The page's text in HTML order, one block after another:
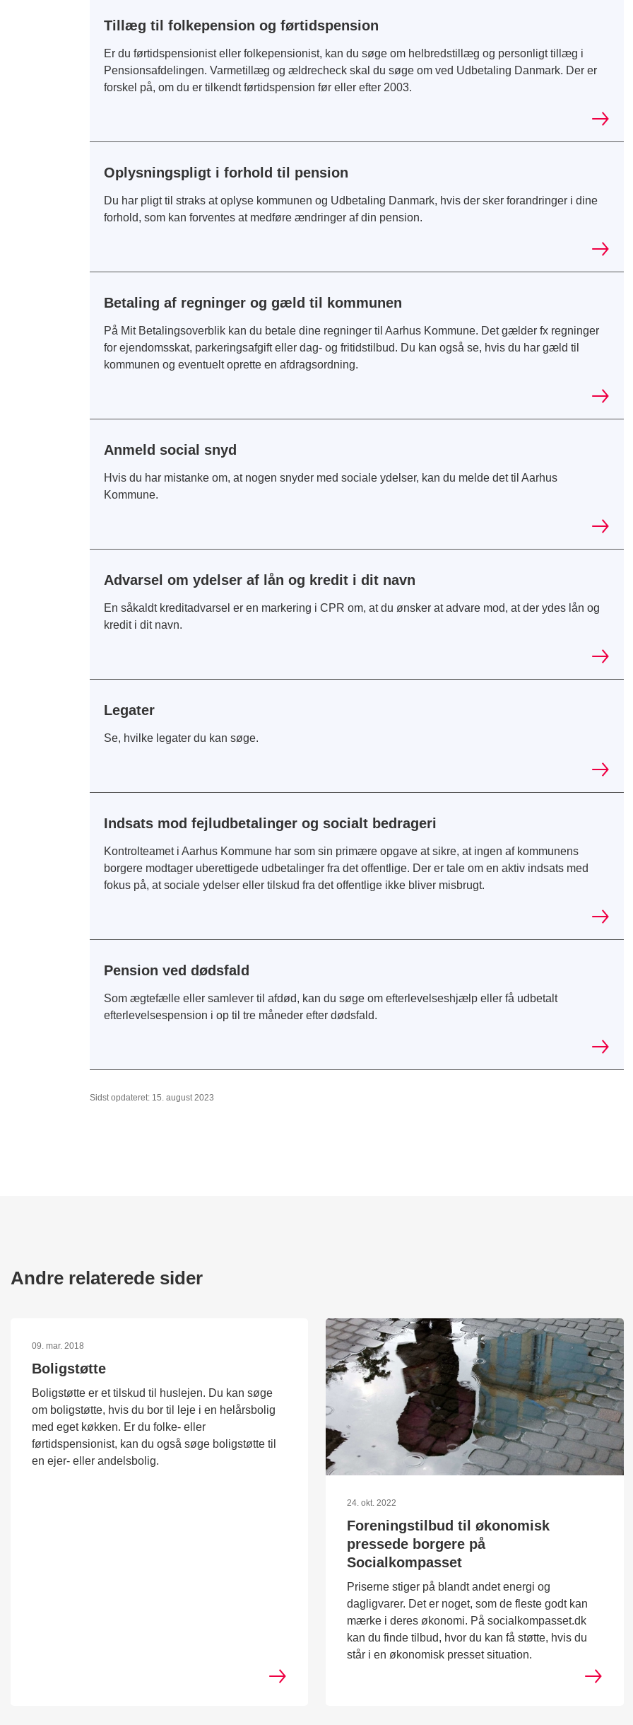
Tillæg til folkepension og førtidspension
Er du førtidspensionist eller folkepensionist, kan du søge om helbredstillæg og personligt tillæg i
Pensionsafdelingen. Varmetillæg og ældrecheck skal du søge om ved Udbetaling Danmark. Der er
forskel på, om du er tilkendt førtidspension før eller efter 2003.
Oplysningspligt i forhold til pension
Du har pligt til straks at oplyse kommunen og Udbetaling Danmark, hvis der sker forandringer i dine
forhold, som kan forventes at medføre ændringer af din pension.
Betaling af regninger og gæld til kommunen
På Mit Betalingsoverblik kan du betale dine regninger til Aarhus Kommune. Det gælder fx regninger
for ejendomsskat, parkeringsafgift eller dag- og fritidstilbud. Du kan også se, hvis du har gæld til
kommunen og eventuelt oprette en afdragsordning.
Anmeld social snyd
Hvis du har mistanke om, at nogen snyder med sociale ydelser, kan du melde det til Aarhus
Kommune.
Advarsel om ydelser af lån og kredit i dit navn
En såkaldt kreditadvarsel er en markering i CPR om, at du ønsker at advare mod, at der ydes lån og
kredit i dit navn.
Legater
Se, hvilke legater du kan søge.
Indsats mod fejludbetalinger og socialt bedrageri
Kontrolteamet i Aarhus Kommune har som sin primære opgave at sikre, at ingen af kommunens
borgere modtager uberettigede udbetalinger fra det offentlige. Der er tale om en aktiv indsats med
fokus på, at sociale ydelser eller tilskud fra det offentlige ikke bliver misbrugt.
Pension ved dødsfald
Som ægtefælle eller samlever til afdød, kan du søge om efterlevelseshjælp eller få udbetalt
efterlevelsespension i op til tre måneder efter dødsfald.
Sidst opdateret: 15. august 2023
Andre relaterede sider
09. mar. 2018
Boligstøtte
Boligstøtte er et tilskud til huslejen. Du kan søge
om boligstøtte, hvis du bor til leje i en helårsbolig
med eget køkken. Er du folke- eller
førtidspensionist, kan du også søge boligstøtte til
en ejer- eller andelsbolig.
24. okt. 2022
Foreningstilbud til økonomisk
pressede borgere på
Socialkompasset
Priserne stiger på blandt andet energi og
dagligvarer. Det er noget, som de fleste godt kan
mærke i deres økonomi. På socialkompasset.dk
kan du finde tilbud, hvor du kan få støtte, hvis du
står i en økonomisk presset situation.